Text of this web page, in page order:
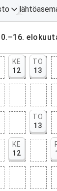
KE
12
TO
13
TO
13
KE
12